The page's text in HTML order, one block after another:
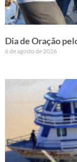
Dia de Oração
6 de agosto de 2026